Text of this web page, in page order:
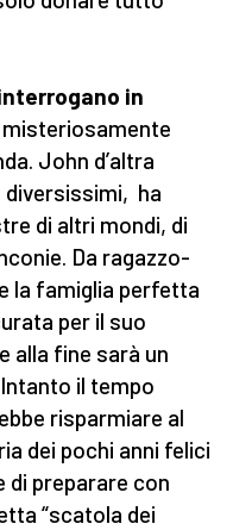
in
misteriosamente
John d’altra
diversissimi, ha
di altri mondi, di
Da ragazzo-
la famiglia perfetta
per il suo
alla fine sarà un
il tempo
risparmiare al
dei pochi anni felici
di preparare con
“scatola dei